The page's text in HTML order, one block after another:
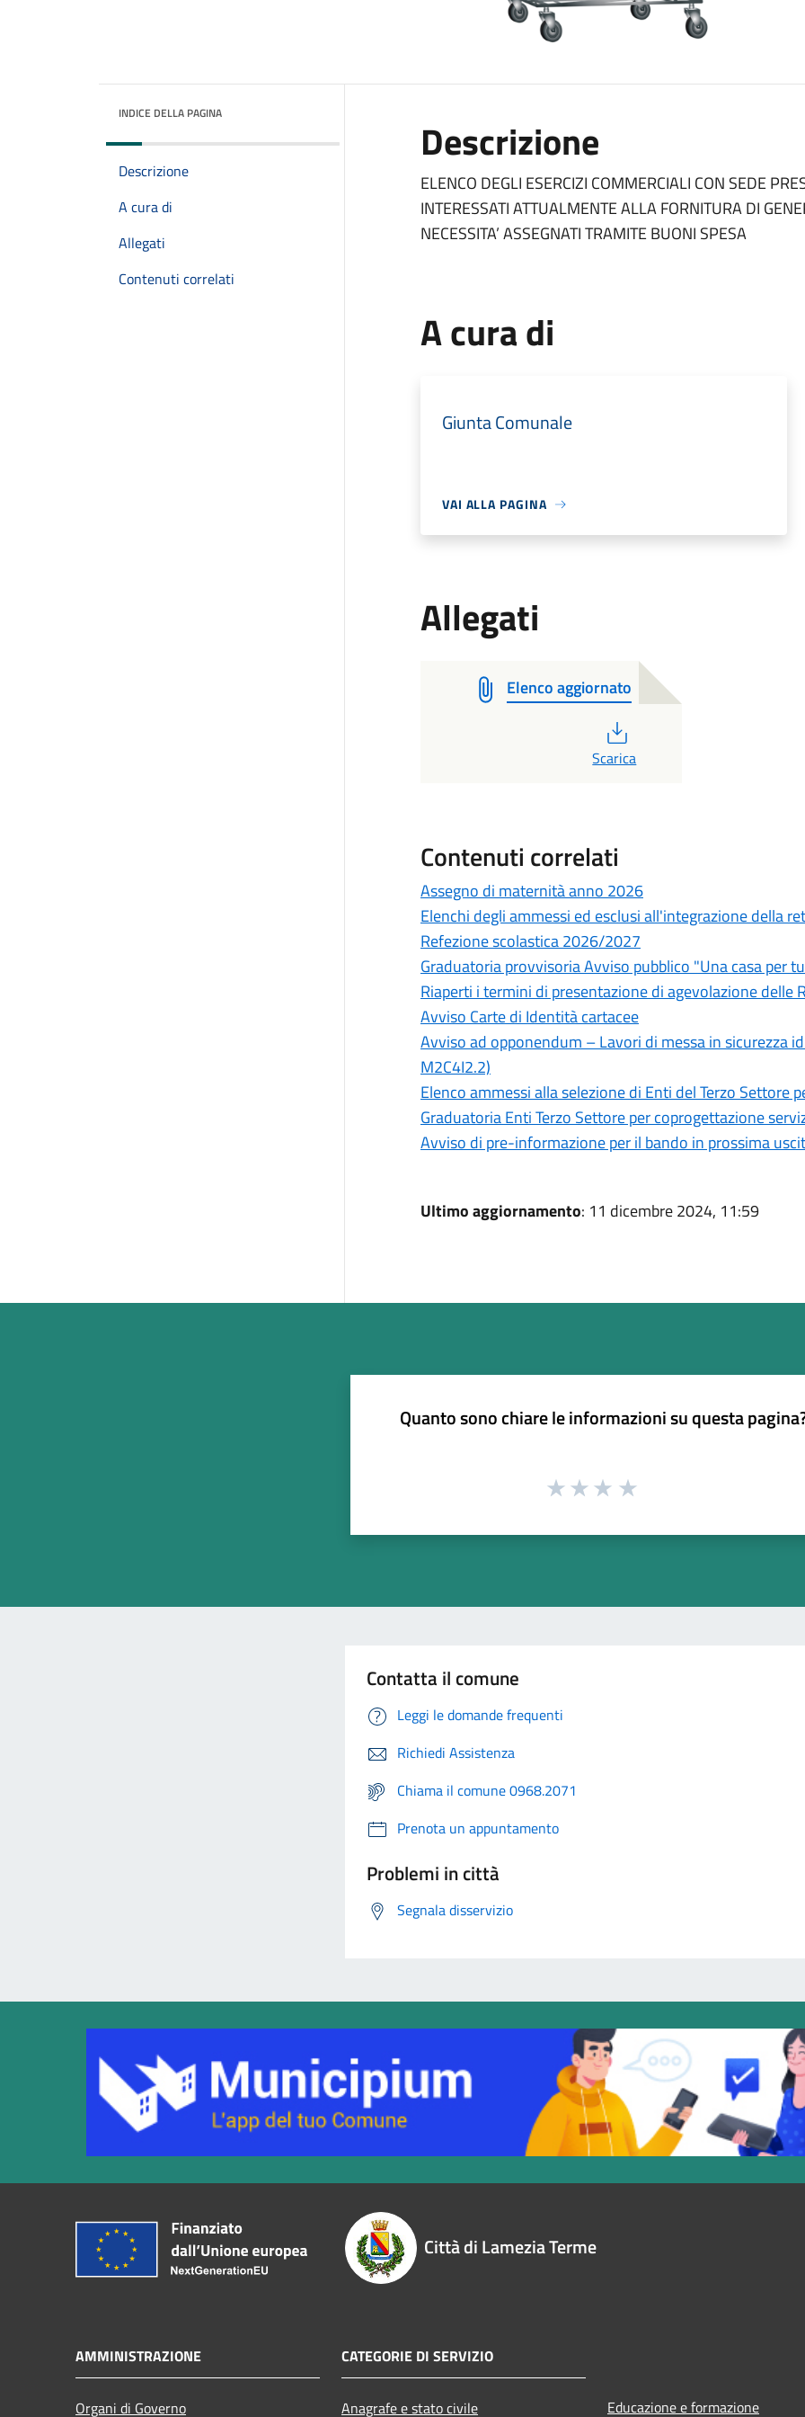
INDICE DELLA PAGINA
Descrizione
A cura di
Allegati
Contenuti correlati
Descrizione
ELENCO DEGLI ESERCIZI COMMERCIALI CON SEDE
INTERESSATI ATTUALMENTE ALLA FORNITURA DI
NECESSITA’ ASSEGNATI TRAMITE BUONI SPESA
A cura di
Giunta Comunale
VAI ALLA PAGINA
Allegati
Elenco aggiornato
Scarica
Contenuti correlati
Assegno di maternità anno 2026
Elenchi degli ammessi ed esclusi all'integrazione della
Refezione scolastica 2026/2027
Graduatoria provvisoria Avviso pubblico "Una casa per
Riaperti i termini di presentazione di agevolazione delle
Avviso Carte di Identità cartacee
Avviso ad opponendum – Lavori di messa in sicurezza
M2C4I2.2)
Elenco ammessi alla selezione di Enti del Terzo Settore
Graduatoria Enti Terzo Settore per coprogettazione
Avviso di pre-informazione per il bando in prossima
Ultimo aggiornamento: 11 dicembre 2024, 11:59
Quanto sono chiare le informazioni su questa
Contatta il comune
Leggi le domande frequenti
Richiedi Assistenza
Chiama il comune 0968.2071
Prenota un appuntamento
Problemi in città
Segnala disservizio
Città di Lamezia Terme
AMMINISTRAZIONE
Organi di Governo
CATEGORIE DI SERVIZIO
Anagrafe e stato civile Educazione e formazione